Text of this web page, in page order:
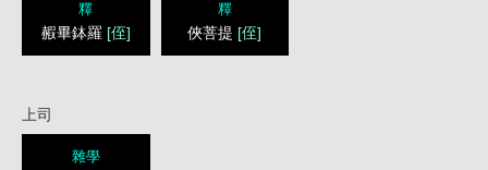
釋
赮畢鉢羅 [侄]
釋
俠菩提 [侄]
上司
雜學